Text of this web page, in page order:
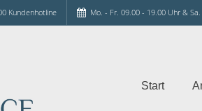
Kundenhotline Mo. - Fr. 09.00 - 19.00 Uhr &
Start